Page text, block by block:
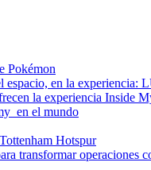
Pokémon
espacio, en la experiencia:
la experiencia Inside
en el mundo
Hotspur
transformar operaciones